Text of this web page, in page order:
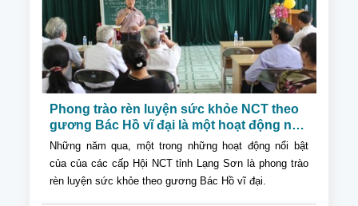
Phong trào rèn luyện sức khỏe NCT theo
gương Bác Hồ vĩ đại là một hoạt động nổi
bật
Những năm qua, một trong những hoạt động nổi bật
của của các cấp Hội NCT tỉnh Lạng Sơn là phong trào
rèn luyện sức khỏe theo gương Bác Hồ vĩ đại.